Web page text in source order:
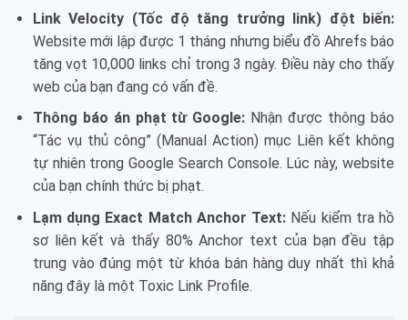
Link Velocity (Tốc độ tăng trưởng link) đột biến:
Website mới lập được 1 tháng nhưng biểu đồ Ahrefs báo
tăng vọt 10,000 links chỉ trong 3 ngày. Điều này cho thấy
web của bạn đang có vấn đề.
Thông báo án phạt từ Google: Nhận được thông báo
“Tác vụ thủ công” (Manual Action) mục Liên kết không
tự nhiên trong Google Search Console. Lúc này, website
của bạn chính thức bị phạt.
Lạm dụng Exact Match Anchor Text: Nếu kiểm tra hồ
sơ liên kết và thấy 80% Anchor text của bạn đều tập
trung vào đúng một từ khóa bán hàng duy nhất thì khả
năng đây là một Toxic Link Profile.